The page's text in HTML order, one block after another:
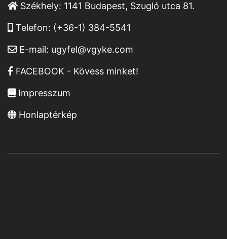
Székhely: 1141 Budapest, Szugló utca 81.
Telefon: (+36-1) 384-5541
E-mail: ugyfel@vgyke.com
FACEBOOK - Kövess minket!
Impresszum
Honlaptérkép